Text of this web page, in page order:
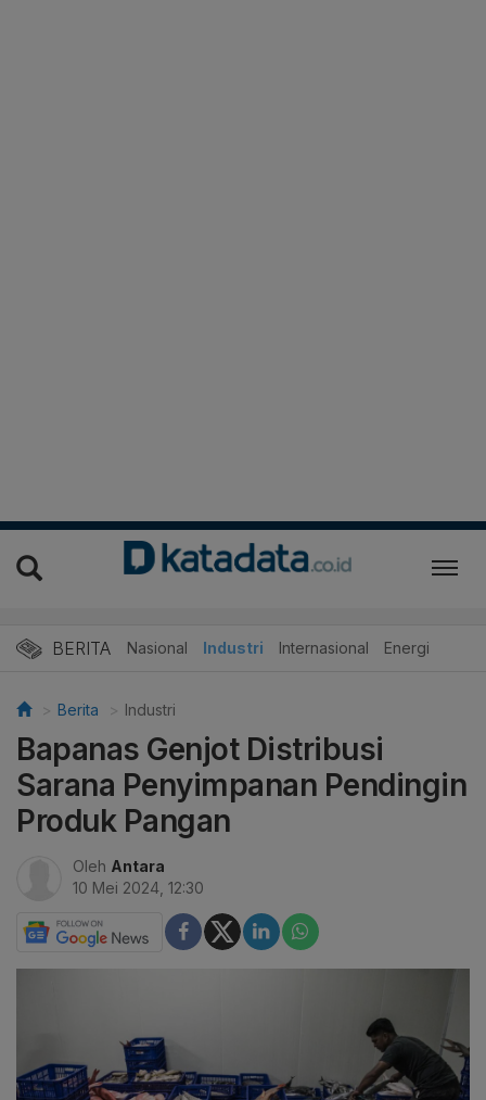
BERITA Nasional Industri Internasional Energi
Berita Industri
Bapanas Genjot Distribusi
Sarana Penyimpanan Pendingin
Produk Pangan
Oleh Antara
10 Mei 2024, 12:30